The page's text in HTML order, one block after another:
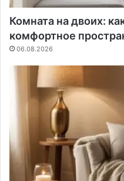
Комната на двоих:
комфортное
06.08.2026